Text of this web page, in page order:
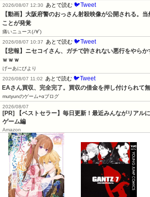
2026/08/07 12:30
あとで読む 🐦Tweet
【動画】大阪府警のおっさん射殺映像が公開される。
ことが発覚
痛いニュース(ﾉ∀`)
2026/08/07 10:37
あとで読む 🐦Tweet
【悲報】ニセコイさん、ガチで許されない悪行をやら
ｗｗｗ
げーあにびより
2026/08/07 11:02
あとで読む 🐦Tweet
EAさん買収、完全完了。買収の借金を押し付けられて
mutyunのゲーム+αブログ
2026/08/07
[PR] 【ベストセラー】毎日更新！最近みんながリアル
ゲーム編
Amazon